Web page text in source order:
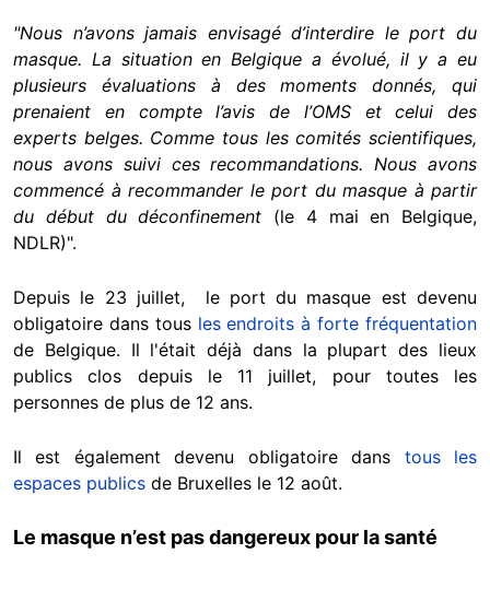
"Nous n’avons jamais envisagé d’interdire le port du
masque. La situation en Belgique a évolué, il y a eu
plusieurs évaluations à des moments donnés, qui
prenaient en compte l’avis de l’OMS et celui des
experts belges. Comme tous les comités scientifiques,
nous avons suivi ces recommandations. Nous avons
commencé à recommander le port du masque à partir
du début du déconfinement (le 4 mai en Belgique,
NDLR)".
Depuis le 23 juillet, le port du masque est devenu
obligatoire dans tous les endroits à forte fréquentation
de Belgique. Il l'était déjà dans la plupart des lieux
publics clos depuis le 11 juillet, pour toutes les
personnes de plus de 12 ans.
Il est également devenu obligatoire dans tous les
espaces publics de Bruxelles le 12 août.
Le masque n’est pas dangereux pour la santé